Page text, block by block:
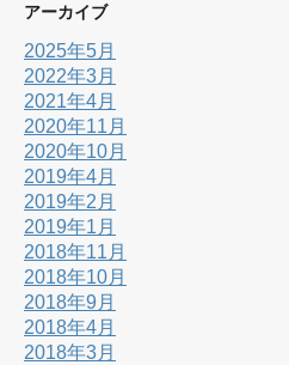
アーカイブ
2025年5月
2022年3月
2021年4月
2020年11月
2020年10月
2019年4月
2019年2月
2019年1月
2018年11月
2018年10月
2018年9月
2018年4月
2018年3月